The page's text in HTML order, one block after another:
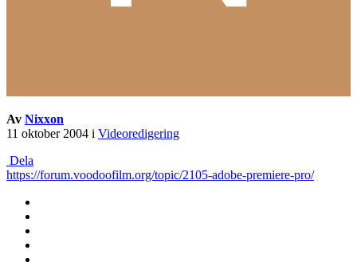
Av Nixxon
11 oktober 2004 i Videoredigering
Dela
https://forum.voodoofilm.org/topic/2105-adobe-premiere-pro/